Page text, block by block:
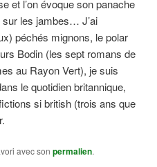
et l’on évoque son panache
sur les jambes… J’ai
péchés mignons, le polar
Bodin (les sept romans de
au Rayon Vert), je suis
le quotidien britannique,
si british (trois ans que
avec son permalien.